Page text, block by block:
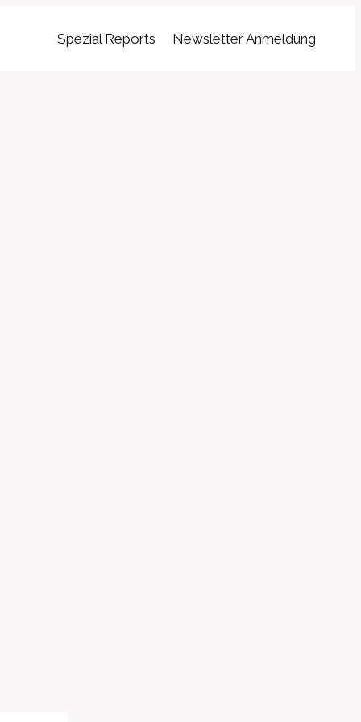
Spezial Reports Newsletter Anmeldung